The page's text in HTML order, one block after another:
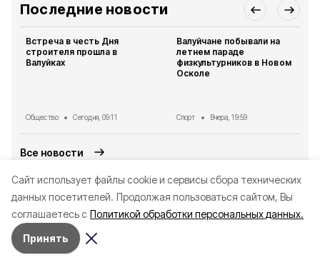
Cайт использует файлы cookie и сервисы сбора технических
данных посетителей. Продолжая пользоваться сайтом, Вы
соглашаетесь с Политикой обработки персональных данных.
Принять
Последние новости
Встреча в честь Дня
строителя прошла в
Валуйках
Общество Сегодня, 09:11
Валуйчане побывали на
летнем параде
физкультурников в Новом
Осколе
Спорт Вчера, 19:59
Все новости
Читайте также